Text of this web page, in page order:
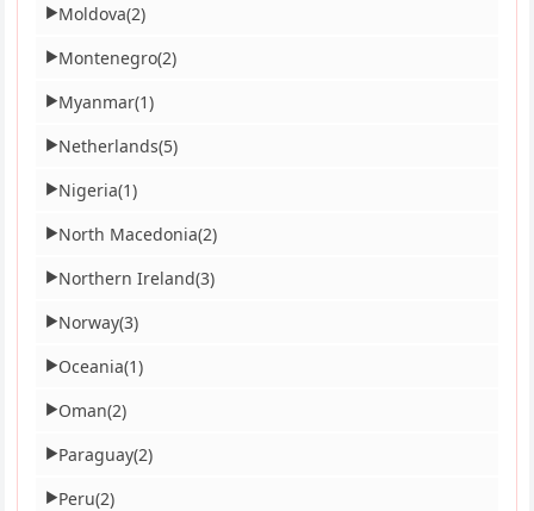
▶Moldova(2)
▶Montenegro(2)
▶Myanmar(1)
▶Netherlands(5)
▶Nigeria(1)
▶North Macedonia(2)
▶Northern Ireland(3)
▶Norway(3)
▶Oceania(1)
▶Oman(2)
▶Paraguay(2)
▶Peru(2)